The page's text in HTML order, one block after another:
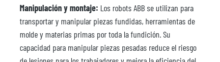
Manipulación y montaje: Los robots ABB se utilizan para
transportar y manipular piezas fundidas, herramientas de
molde y materias primas por toda la fundición. Su
capacidad para manipular piezas pesadas reduce el riesgo